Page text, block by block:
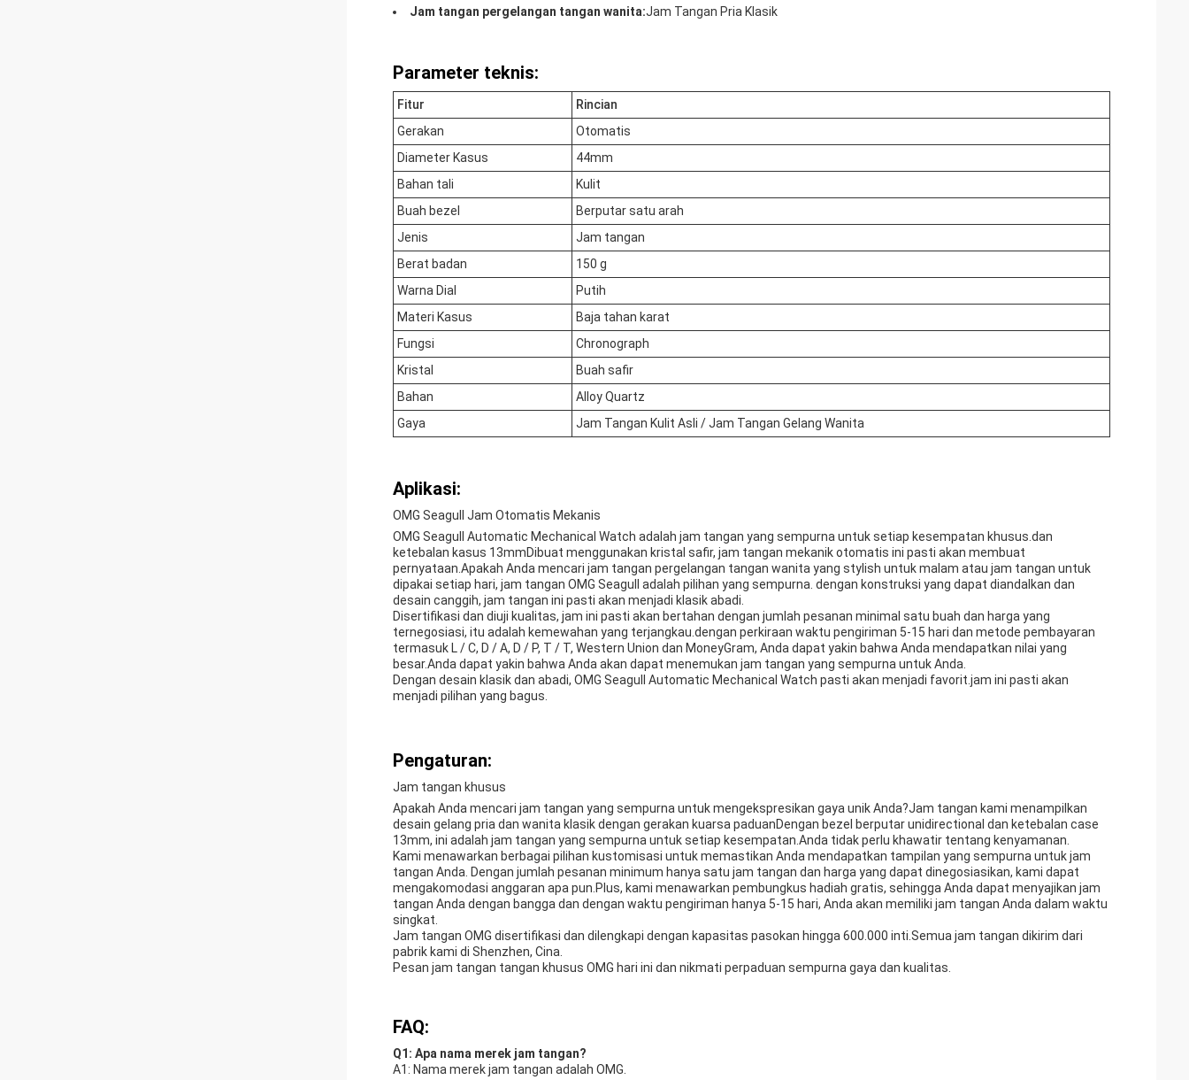
Jam tangan pergelangan tangan wanita:Jam Tangan Pria Klasik
Parameter teknis:
Fitur
Rincian
Gerakan
Otomatis
Diameter Kasus
44mm
Bahan tali
Kulit
Buah bezel
Berputar satu arah
Jenis
Jam tangan
Berat badan
150 g
Warna Dial
Putih
Materi Kasus
Baja tahan karat
Fungsi
Chronograph
Kristal
Buah safir
Bahan
Alloy Quartz
Gaya
Jam Tangan Kulit Asli / Jam Tangan Gelang Wanita
Aplikasi:
OMG Seagull Jam Otomatis Mekanis
OMG Seagull Automatic Mechanical Watch adalah jam tangan yang sempurna untuk setiap kesempatan khusus.dan
ketebalan kasus 13mmDibuat menggunakan kristal safir, jam tangan mekanik otomatis ini pasti akan membuat
pernyataan.Apakah Anda mencari jam tangan pergelangan tangan wanita yang stylish untuk malam atau jam tangan untuk
dipakai setiap hari, jam tangan OMG Seagull adalah pilihan yang sempurna. dengan konstruksi yang dapat diandalkan dan
desain canggih, jam tangan ini pasti akan menjadi klasik abadi.
Disertifikasi dan diuji kualitas, jam ini pasti akan bertahan dengan jumlah pesanan minimal satu buah dan harga yang
ternegosiasi, itu adalah kemewahan yang terjangkau.dengan perkiraan waktu pengiriman 5-15 hari dan metode pembayaran
termasuk L / C, D / A, D / P, T / T, Western Union dan MoneyGram, Anda dapat yakin bahwa Anda mendapatkan nilai yang
besar.Anda dapat yakin bahwa Anda akan dapat menemukan jam tangan yang sempurna untuk Anda.
Dengan desain klasik dan abadi, OMG Seagull Automatic Mechanical Watch pasti akan menjadi favorit.jam ini pasti akan
menjadi pilihan yang bagus.
Pengaturan:
Jam tangan khusus
Apakah Anda mencari jam tangan yang sempurna untuk mengekspresikan gaya unik Anda?Jam tangan kami menampilkan
desain gelang pria dan wanita klasik dengan gerakan kuarsa paduanDengan bezel berputar unidirectional dan ketebalan case
13mm, ini adalah jam tangan yang sempurna untuk setiap kesempatan.Anda tidak perlu khawatir tentang kenyamanan.
Kami menawarkan berbagai pilihan kustomisasi untuk memastikan Anda mendapatkan tampilan yang sempurna untuk jam
tangan Anda. Dengan jumlah pesanan minimum hanya satu jam tangan dan harga yang dapat dinegosiasikan, kami dapat
mengakomodasi anggaran apa pun.Plus, kami menawarkan pembungkus hadiah gratis, sehingga Anda dapat menyajikan jam
tangan Anda dengan bangga dan dengan waktu pengiriman hanya 5-15 hari, Anda akan memiliki jam tangan Anda dalam waktu
singkat.
Jam tangan OMG disertifikasi dan dilengkapi dengan kapasitas pasokan hingga 600.000 inti.Semua jam tangan dikirim dari
pabrik kami di Shenzhen, Cina.
Pesan jam tangan tangan khusus OMG hari ini dan nikmati perpaduan sempurna gaya dan kualitas.
FAQ:
Q1: Apa nama merek jam tangan?
A1: Nama merek jam tangan adalah OMG.